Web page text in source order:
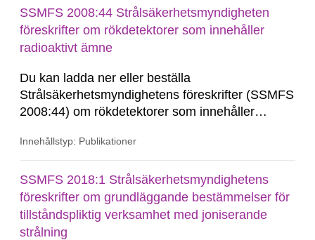
Konsoliderad version är en version av
föreskrifterna där alla ändringar...
SSMFS 2008:44 Strålsäkerhetsmyndigheten
föreskrifter om rökdetektorer som innehåller
radioaktivt ämne
Du kan ladda ner eller beställa
Strålsäkerhetsmyndighetens föreskrifter (SSMFS
2008:44) om rökdetektorer som innehåller
den här föreskriften får du den konsoliderade
är en version av föreskrifterna där alla ändringar
har förts...
Innehållstyp: Publikationer
SSMFS 2018:1 Strålsäkerhetsmyndighetens
föreskrifter om grundläggande bestämmelser för
tillståndspliktig verksamhet med joniserande
strålning